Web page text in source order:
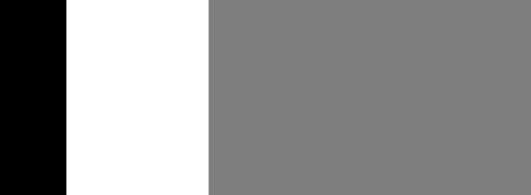
In
，朱宏昌先
。除堅守古